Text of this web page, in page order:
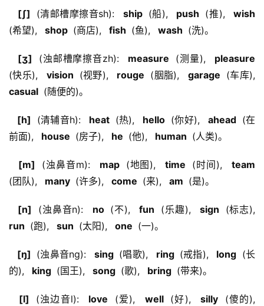
  [ʃ]
(清邮槽摩擦音sh):
  ship
(船),
  push
(推),
(希望),
  shop
(商店),
  fish
(鱼),
  wash
(洗)。
  [ʒ]
(浊邮槽摩擦音zh):
  measure
(测量),
(快乐),
  vision
(视野),
  rouge
(胭脂),
  garage
casual (随便的)。
  [h]
(清辅音h):
  heat
(热),
  hello
(你好),
  ahead
(在
前面),
  house
(房子),
  he
(他),
  human
(人类)。
  [m]
(浊鼻音m):
  map
(地图),
  time
(时间),
(团队),
  many
(许多),
  come
(来),
  am
(是)。
  [n]
(浊鼻音n):
  no
(不),
  fun
(乐趣),
  sign
run (跑),
  sun
(太阳),
  one
(一)。
  [ŋ]
(浊鼻音ng):
  sing
(唱歌),
  ring
(戒指),
  long
(长
的),
  king
(国王),
  song
(歌),
  bring
(带来)。
  [l]
(浊边音l):
  love
(爱),
  well
(好),
  silly